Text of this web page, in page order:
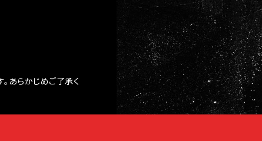
あらかじめご了承く